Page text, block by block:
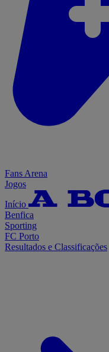
Fans Arena
Jogos
Início
Benfica
Sporting
FC Porto
Resultados e Classificações